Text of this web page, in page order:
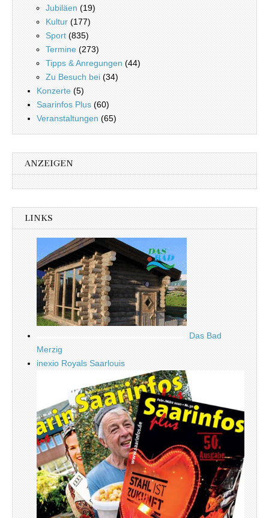
Jubiläen (19)
Kultur (177)
Sport (835)
Termine (273)
Tipps & Anregungen (44)
Zu Besuch bei (34)
Konzerte (5)
Saarinfos Plus (60)
Veranstaltungen (65)
ANZEIGEN
LINKS
Das Bad
Merzig
inexio Royals Saarlouis